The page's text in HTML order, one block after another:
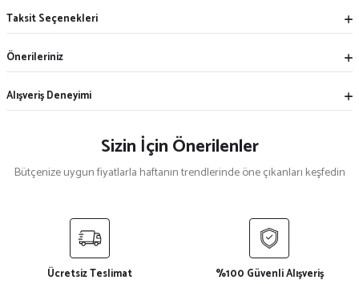
Taksit Seçenekleri
Önerileriniz
Alışveriş Deneyimi
Sizin İçin Önerilenler
Bütçenize uygun fiyatlarla haftanın trendlerinde öne çıkanları keşfedin
Palm Angels Angel2 Dikdörtgen Siyah Kadın Güneş Gözlüğü
Ücretsiz Teslimat %100 Güvenli Alışveriş